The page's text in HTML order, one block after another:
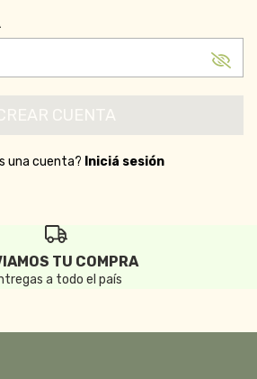
una cuenta? Iniciá sesión
TU COMPRA
a todo el país